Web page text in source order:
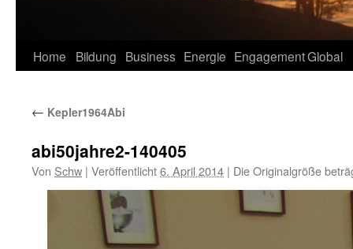
Home Bildung Business Energie EngagementGlobal
← Kepler1964Abi
abi50jahre2-140405
Von Schw | Veröffentlicht6. April 2014 | Die Originalgröße